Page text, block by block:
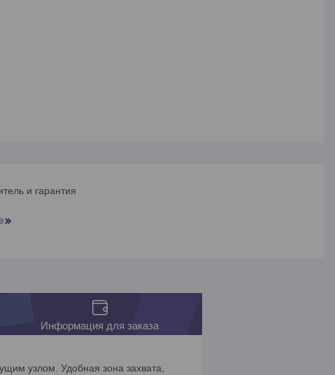
и гарантия
Информация для заказа
узлом. Удобная зона захвата,